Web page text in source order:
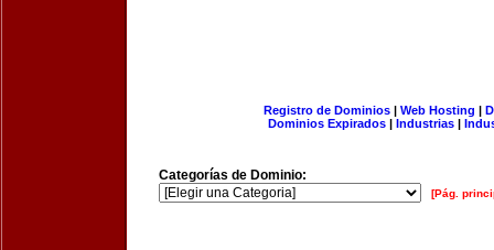
Registro de Dominios| Web Hosting |
Dominios Expirados | Industrias |
Categorías de Dominio:
[Pág.